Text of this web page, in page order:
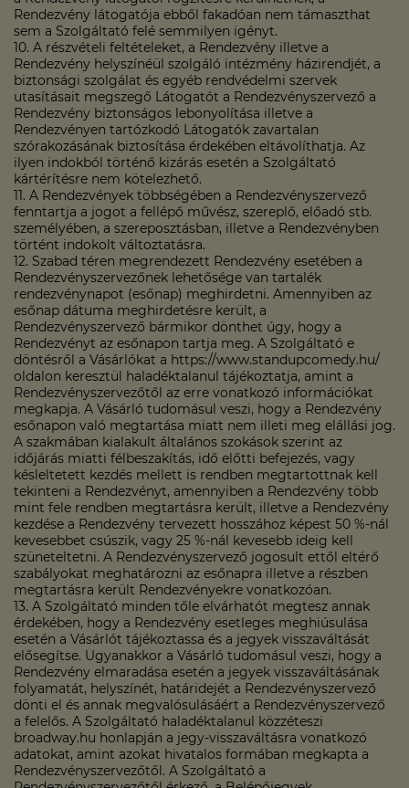
Rendezvény látogatója ebből fakadóan nem támaszthat
sem a Szolgáltató felé semmilyen igényt.
10. A részvételi feltételeket, a Rendezvény illetve a
Rendezvény helyszínéül szolgáló intézmény házirendjét, a
biztonsági szolgálat és egyéb rendvédelmi szervek
utasításait megszegő Látogatót a Rendezvényszervező a
Rendezvény biztonságos lebonyolítása illetve a
Rendezvényen tartózkodó Látogatók zavartalan
szórakozásának biztosítása érdekében eltávolíthatja. Az
ilyen indokból történő kizárás esetén a Szolgáltató
kártérítésre nem kötelezhető.
11. A Rendezvények többségében a Rendezvényszervező
fenntartja a jogot a fellépő művész, szereplő, előadó stb.
személyében, a szereposztásban, illetve a Rendezvényben
történt indokolt változtatásra.
12. Szabad téren megrendezett Rendezvény esetében a
Rendezvényszervezőnek lehetősége van tartalék
rendezvénynapot (esőnap) meghirdetni. Amennyiben az
esőnap dátuma meghirdetésre került, a
Rendezvényszervező bármikor dönthet úgy, hogy a
Rendezvényt az esőnapon tartja meg. A Szolgáltató e
döntésről a Vásárlókat a https://www.standupcomedy.hu/
oldalon keresztül haladéktalanul tájékoztatja, amint a
Rendezvényszervezőtől az erre vonatkozó információkat
megkapja. A Vásárló tudomásul veszi, hogy a Rendezvény
esőnapon való megtartása miatt nem illeti meg elállási jog.
A szakmában kialakult általános szokások szerint az
időjárás miatti félbeszakítás, idő előtti befejezés, vagy
késleltetett kezdés mellett is rendben megtartottnak kell
tekinteni a Rendezvényt, amennyiben a Rendezvény több
mint fele rendben megtartásra került, illetve a Rendezvény
kezdése a Rendezvény tervezett hosszához képest 50 %-nál
kevesebbet csúszik, vagy 25 %-nál kevesebb ideig kell
szüneteltetni. A Rendezvényszervező jogosult ettől eltérő
szabályokat meghatározni az esőnapra illetve a részben
megtartásra került Rendezvényekre vonatkozóan.
13. A Szolgáltató minden tőle elvárhatót megtesz annak
érdekében, hogy a Rendezvény esetleges meghiúsulása
esetén a Vásárlót tájékoztassa és a jegyek visszaváltását
elősegítse. Ugyanakkor a Vásárló tudomásul veszi, hogy a
Rendezvény elmaradása esetén a jegyek visszaváltásának
folyamatát, helyszínét, határidejét a Rendezvényszervező
dönti el és annak megvalósulásáért a Rendezvényszervező
a felelős. A Szolgáltató haladéktalanul közzéteszi
broadway.hu honlapján a jegy-visszaváltásra vonatkozó
adatokat, amint azokat hivatalos formában megkapta a
Rendezvényszervezőtől. A Szolgáltató a